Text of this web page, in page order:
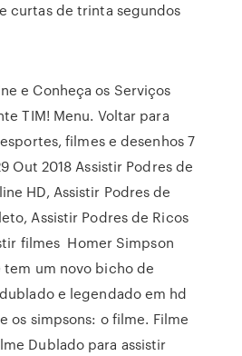
curtas de trinta segundos
e Conheça os Serviços
TIM! Menu. Voltar para
filmes e desenhos 7
Out 2018 Assistir Podres de
HD, Assistir Podres de
Assistir Podres de Ricos
filmes Homer Simpson
tem um novo bicho de
e legendado em hd
os simpsons: o filme. Filme
Dublado para assistir